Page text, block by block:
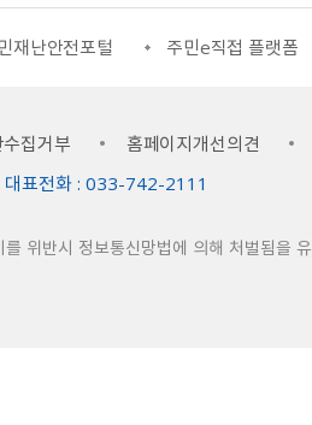
재난안전포털 주민e직접 플랫폼
집거부 홈페이지개선의견
대표전화 : 033-742-2111
위반시 정보통신망법에 의해 처벌됨을